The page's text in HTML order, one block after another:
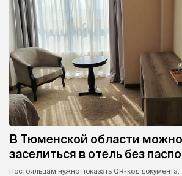
В Тюменской области можно
заселиться в отель без
Постояльцам нужно показать QR-код документа.